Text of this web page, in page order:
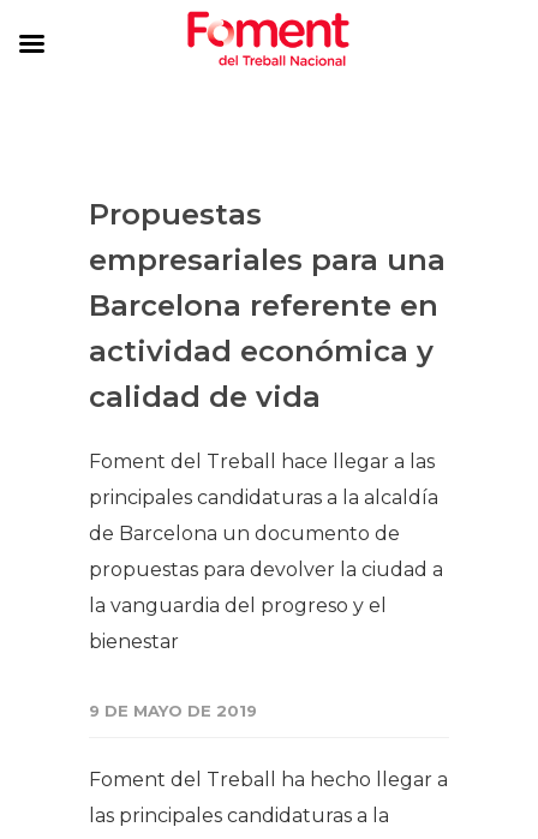
Propuestas
empresariales para una
Barcelona referente en
actividad económica y
calidad de vida
Foment del Treball hace llegar a las
principales candidaturas a la alcaldía
de Barcelona un documento de
propuestas para devolver la ciudad a
la vanguardia del progreso y el
bienestar
9 DE MAYO DE 2019
Foment del Treball ha hecho llegar a
las principales candidaturas a la